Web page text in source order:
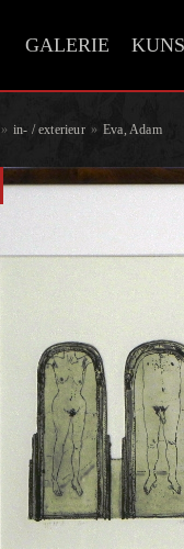
GALERIE
» in- / exterieur » Eva, Adam